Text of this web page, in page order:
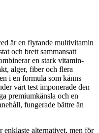
är en flytande multivitamin
och brett sammansatt
en stark vitamin-
alger, fiber och flera
i en formula som känns
vårt test imponerade den
premiumkänsla och en
fungerade bättre än
enklaste alternativet, men för